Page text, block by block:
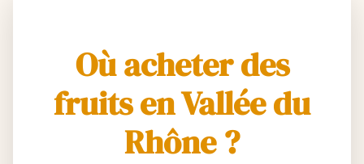
Où acheter des
fruits en Vallée du
Rhône ?